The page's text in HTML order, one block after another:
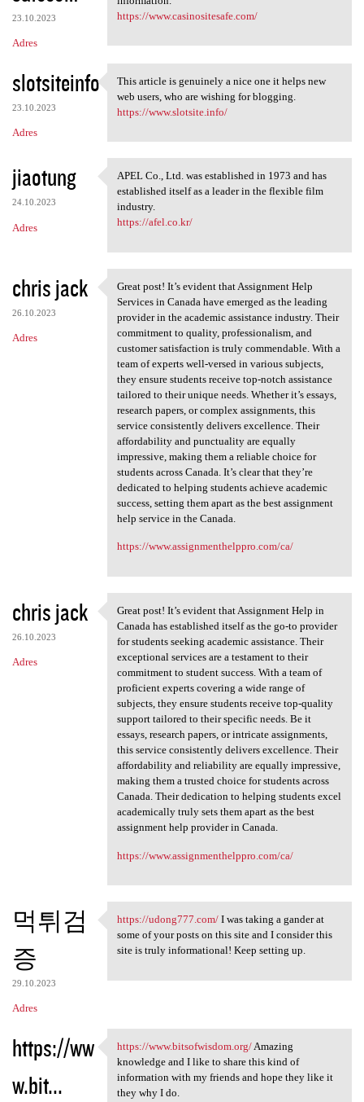
23.10.2023
Adres
https://www.casinositesafe.com/
slotsiteinfo
23.10.2023
Adres
This article is genuinely a
This article is genuinely a nice one it helps new
web users, who are wishing for blogging.
https://www.slotsite.info/
jiaotung
24.10.2023
Adres
APEL Co., Ltd. was
APEL Co., Ltd. was established in 1973 and has
established itself as a leader in the flexible film
industry.
https://afel.co.kr/
chris jack
26.10.2023
Adres
Great post! It’s evident that
Great post! It’s evident that Assignment Help
Services in Canada have emerged as the leading
provider in the academic assistance industry. Their
commitment to quality, professionalism, and
customer satisfaction is truly commendable. With a
team of experts well-versed in various subjects,
they ensure students receive top-notch assistance
tailored to their unique needs. Whether it’s essays,
research papers, or complex assignments, this
service consistently delivers excellence. Their
affordability and punctuality are equally
impressive, making them a reliable choice for
students across Canada. It’s clear that they’re
dedicated to helping students achieve academic
success, setting them apart as the best assignment
help service in the Canada.
https://www.assignmenthelppro.com/ca/
chris jack
26.10.2023
Adres
Great post! It’s evident that
Great post! It’s evident that Assignment Help in
Canada has established itself as the go-to provider
for students seeking academic assistance. Their
exceptional services are a testament to their
commitment to student success. With a team of
proficient experts covering a wide range of
subjects, they ensure students receive top-quality
support tailored to their specific needs. Be it
essays, research papers, or intricate assignments,
this service consistently delivers excellence. Their
affordability and reliability are equally impressive,
making them a trusted choice for students across
Canada. Their dedication to helping students excel
academically truly sets them apart as the best
assignment help provider in Canada.
https://www.assignmenthelppro.com/ca/
먹튀검
증
29.10.2023
Adres
https://udong777.com/ I was
https://udong777.com/I was taking a gander at
some of your posts on this site and I consider this
site is truly informational! Keep setting up.
https://ww
w.bit...
https://www.bitsofwisdom.org/
https://www.bitsofwisdom.org/Amazing
knowledge and I like to share this kind of
information with my friends and hope they like it
they why I do.